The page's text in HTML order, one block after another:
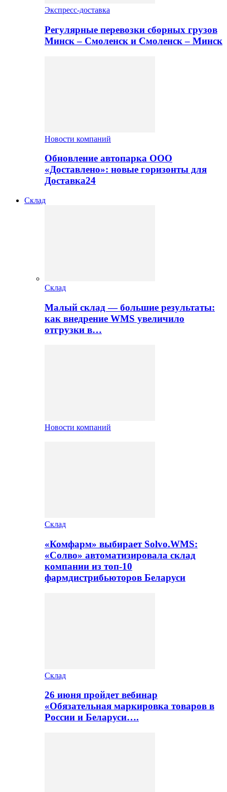
Экспресс-доставка
Регулярные перевозки сборных грузов
Минск – Смоленск и Смоленск – Минск
Новости компаний
Обновление автопарка ООО
«Доставлено»: новые горизонты для
Доставка24
Склад
Склад
Малый склад — большие результаты:
как внедрение WMS увеличило
отгрузки в…
Новости компаний
Склад
«Комфарм» выбирает Solvo.WMS:
«Солво» автоматизировала склад
компании из топ-10
фармдистрибьюторов Беларуси
Склад
26 июня пройдет вебинар
«Обязательная маркировка товаров в
России и Беларуси….